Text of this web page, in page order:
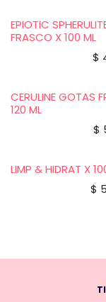
EPIOTIC
FRASCO X 100 ML
$
CERULINE GOTAS
120 ML
$
LIMP & HIDRAT X
$